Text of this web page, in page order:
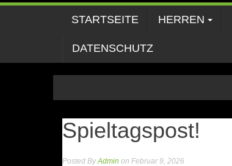
STARTSEITE HERREN
DATENSCHUTZ
Spieltagspost!
Posted ByAdmin on Februar 9, 2026